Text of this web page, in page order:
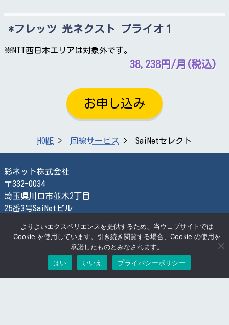
フレッツ 光ネクスト プライオ１
※NTT西日本エリアは対象外です。
38,238円/月(税込)
お申し込み
HOME 回線サービス SaiNetセレクト
彩ネット株式会社
〒332-0034
埼玉県川口市並木2丁目
25番3号SaiNetビル
FAX:048-259-2870
検索する
よりよいエクスペリエンスを提供するため、当ウェブサイトでは
Cookie を使用しています。引き続き閲覧する場合、Cookie の使用を
承諾したものとみなされます。
はい
いいえ プライバシーポリシー